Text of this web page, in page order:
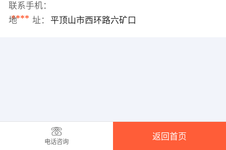
联系手机：
****
地 址： 平顶山市西环路六矿口
电话咨询
返回首页